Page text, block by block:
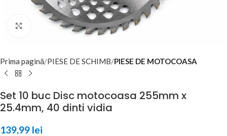
Click to enlarge
Prima pagină PIESE DE SCHIMB PIESE DE MOTOCOASA
Set 10 buc Disc motocoasa 255mm x
25.4mm, 40 dinti vidia
139,99 lei